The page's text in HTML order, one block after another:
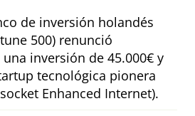
de inversión holandés
500) renunció
inversión de 45.000€ y
tecnológica pionera
Enhanced Internet).